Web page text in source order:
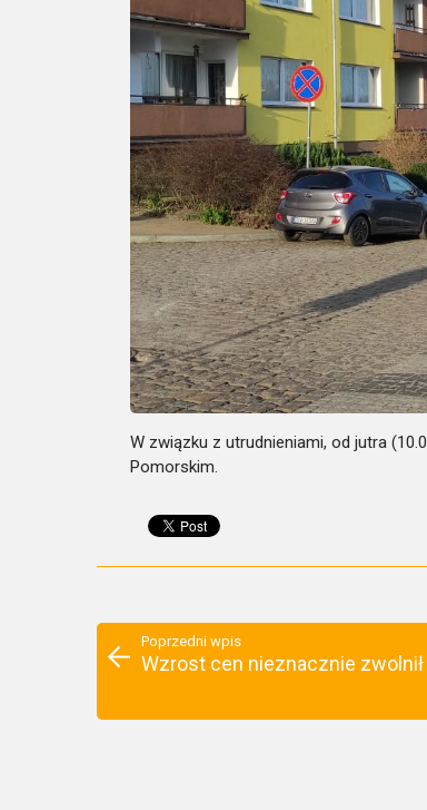
W związku z utrudnieniami, od jutra
Pomorskim.
Poprzedni wpis
Wzrost cen nieznacznie zwolnił